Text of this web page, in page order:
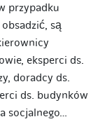
przypadku
są
eksperci ds.
doradcy ds.
ds. budynków
socjalnego…